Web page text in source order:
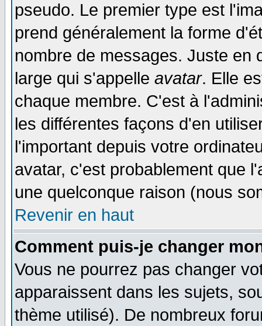
pseudo. Le premier type est
prend généralement la forme
nombre de messages. Juste en
large qui s'appelle avatar. Elle
chaque membre. C'est à
les différentes façons d'en
l'important depuis votre
avatar, c'est probablement que
une quelconque raison (nous
Revenir en haut
Comment puis-je changer
Vous ne pourrez pas changer
apparaissent dans les sujets,
thème utilisé). De nombreux